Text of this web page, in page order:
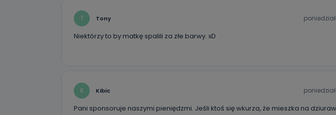
T Tony
Niektórzy to by matkę spalili za złe barwy. xD
K Kibic
Pani sponsoruje naszymi pieniędzmi. Jeśli ktoś się wkurza, że mieszka na